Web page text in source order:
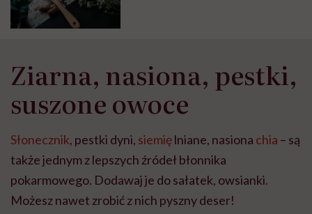
Ziarna, nasiona, pestki,
suszone owoce
Słonecznik, pestki dyni, siemięlniane, nasiona chia – są
także jednym z lepszych źródeł błonnika
pokarmowego. Dodawaj je do sałatek, owsianki.
Możesz nawet zrobić z nich pyszny deser!